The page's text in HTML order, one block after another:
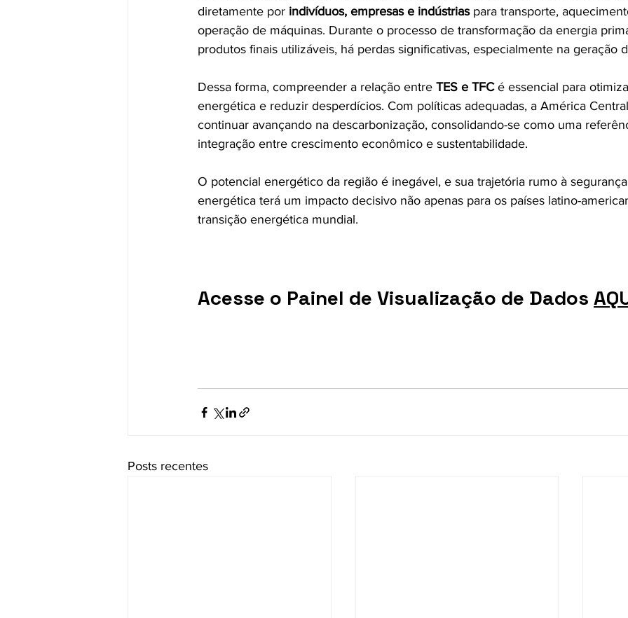
diretamente por indivíduos, empresas e indústrias para transporte,
operação de máquinas. Durante o processo de transformação da energia
produtos finais utilizáveis, há perdas significativas, especialmente na geração
Dessa forma, compreender a relação entre TES e TFC é essencial para
energética e reduzir desperdícios. Com políticas adequadas, a América
continuar avançando na descarbonização, consolidando-se como uma
integração entre crescimento econômico e sustentabilidade.
O potencial energético da região é inegável, e sua trajetória rumo à
energética terá um impacto decisivo não apenas para os países latino-
transição energética mundial.
Acesse o Painel de Visualização de Dados
Posts recentes